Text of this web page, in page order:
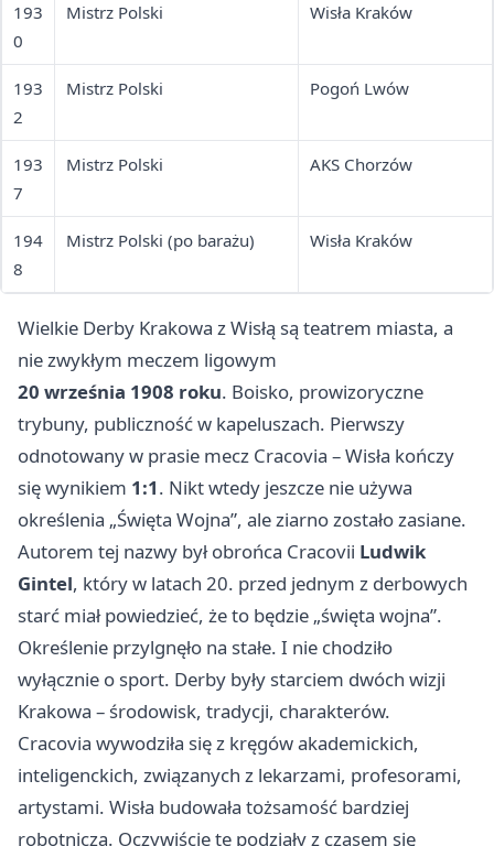
193
0
Mistrz Polski Wisła Kraków
193
2
Mistrz Polski Pogoń Lwów
193
7
Mistrz Polski AKS Chorzów
194
8
Mistrz Polski (po barażu) Wisła Kraków
Wielkie Derby Krakowa z Wisłą są teatrem miasta, a
nie zwykłym meczem ligowym
20 września 1908 roku. Boisko, prowizoryczne
trybuny, publiczność w kapeluszach. Pierwszy
odnotowany w prasie mecz Cracovia – Wisła kończy
się wynikiem 1:1. Nikt wtedy jeszcze nie używa
określenia „Święta Wojna”, ale ziarno zostało zasiane.
Autorem tej nazwy był obrońca Cracovii Ludwik
Gintel, który w latach 20. przed jednym z derbowych
starć miał powiedzieć, że to będzie „święta wojna”.
Określenie przylgnęło na stałe. I nie chodziło
wyłącznie o sport. Derby były starciem dwóch wizji
Krakowa – środowisk, tradycji, charakterów.
Cracovia wywodziła się z kręgów akademickich,
inteligenckich, związanych z lekarzami, profesorami,
artystami. Wisła budowała tożsamość bardziej
robotniczą. Oczywiście te podziały z czasem się